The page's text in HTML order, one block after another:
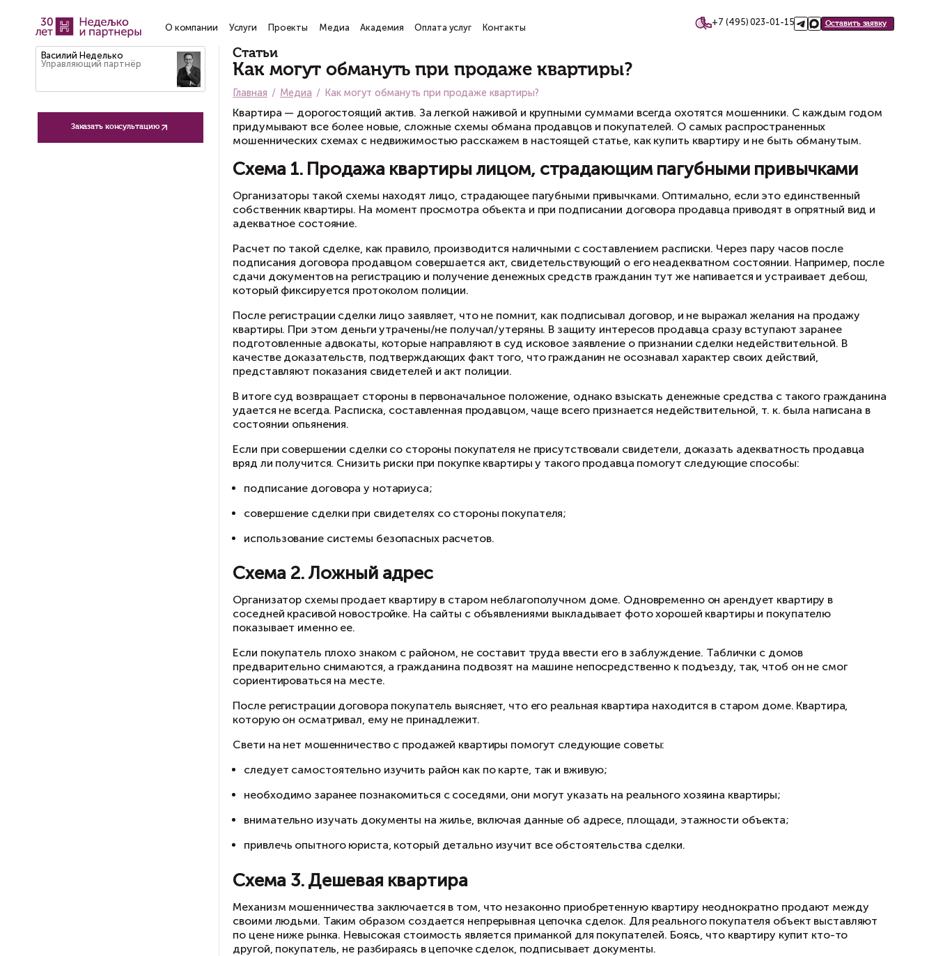
О компании Услуги Проекты Медиа Академия Оплата услуг +7
Василий Неделько
Статьи
Как могут обмануть при продаже квартиры?
Главная Медиа Как могут обмануть при продаже квартиры?
Квартира — дорогостоящий актив. За легкой наживой и крупными суммами всегда охотятся
придумывают все более новые, сложные схемы обмана продавцов и покупателей. О самых
мошеннических схемах с недвижимостью расскажем в настоящей статье, как купить квартиру
Схема 1. Продажа квартиры лицом, страдающим
Организаторы такой схемы находят лицо, страдающее пагубными привычками. Оптимально,
собственник квартиры. На момент просмотра объекта и при подписании договора продавца
адекватное состояние.
Расчет по такой сделке, как правило, производится наличными с составлением расписки.
подписания договора продавцом совершается акт, свидетельствующий о его неадекватном
сдачи документов на регистрацию и получение денежных средств гражданин тут же
который фиксируется протоколом полиции.
После регистрации сделки лицо заявляет, что не помнит, как подписывал договор, и не
квартиры. При этом деньги утрачены/не получал/утеряны. В защиту интересов продавца сразу
подготовленные адвокаты, которые направляют в суд исковое заявление о признании сделки
качестве доказательств, подтверждающих факт того, что гражданин не осознавал характер
представляют показания свидетелей и акт полиции.
В итоге суд возвращает стороны в первоначальное положение, однако взыскать денежные
удается не всегда. Расписка, составленная продавцом, чаще всего признается
состоянии опьянения.
вряд ли получится. Снизить риски при покупке квартиры у такого продавца помогут
подписание договора у нотариуса;
использование системы безопасных расчетов.
Схема 2. Ложный адрес
Организатор схемы продает квартиру в старом неблагополучном доме. Одновременно он
соседней красивой новостройке. На сайты с объявлениями выкладывает фото хорошей
Если покупатель плохо знаком с районом, не составит труда ввести его в заблуждение.
сориентироваться на месте.
После регистрации договора покупатель выясняет, что его реальная квартира находится в
которую он осматривал, ему не принадлежит.
Свети на нет мошенничество с продажей квартиры помогут следующие советы: